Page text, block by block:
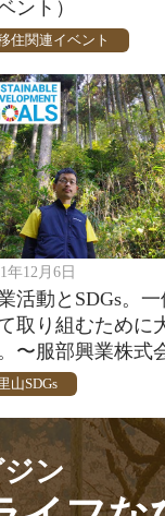
ント）
住関連イベント
年12月6日
活動とSDGs。
取り組むために
〜服部興業株式
山SDGs
ン